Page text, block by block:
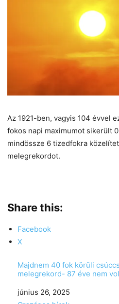
Az 1921-ben, vagyis 104 évvel
fokos napi maximumot sikerült
mindössze 6 tizedfokra
melegrekordot.
Share this:
Facebook
X
Majdnem 40 fok körüli
melegrekord- 87 éve nem
Date
június 26, 2025